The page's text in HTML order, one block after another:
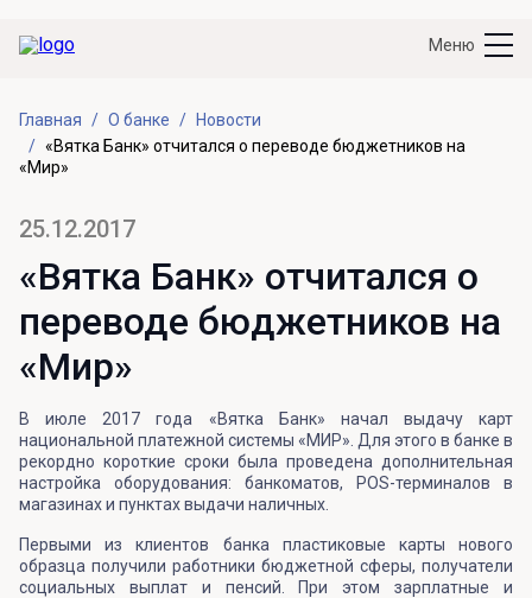
Меню
Главная О банке
Новости
«Вятка Банк» отчитался о переводе бюджетников на
«Мир»
25.12.2017
«Вятка Банк» отчитался о
переводе бюджетников на
«Мир»
В июле 2017 года «Вятка Банк» начал выдачу карт
национальной платежной системы «МИР». Для этого в банке в
рекордно короткие сроки была проведена дополнительная
настройка оборудования: банкоматов, POS-терминалов в
магазинах и пунктах выдачи наличных.
Первыми из клиентов банка пластиковые карты нового
образца получили работники бюджетной сферы, получатели
социальных выплат и пенсий. При этом зарплатные и